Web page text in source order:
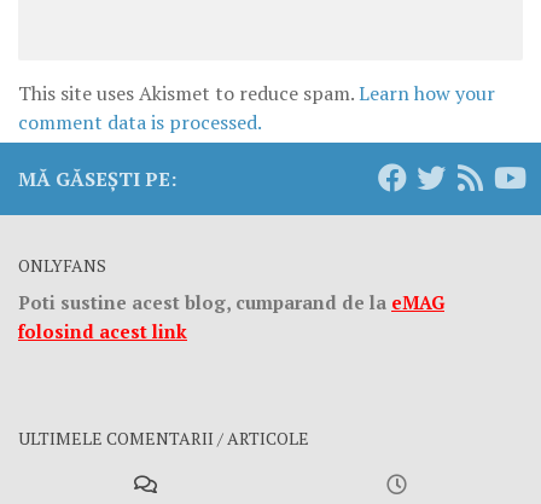
This site uses Akismet to reduce spam.Learn how your
comment data is processed.
MĂ GĂSEȘTI PE:
ONLYFANS
Poti sustine acest blog, cumparand de la eMAG
folosind acest link
ULTIMELE COMENTARII / ARTICOLE